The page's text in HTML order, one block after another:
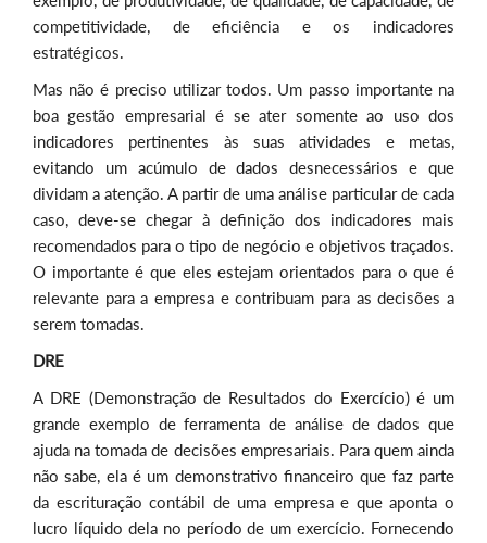
competitividade, de eficiência e os indicadores
estratégicos.
Mas não é preciso utilizar todos. Um passo importante na
boa gestão empresarial é se ater somente ao uso dos
indicadores pertinentes às suas atividades e metas,
evitando um acúmulo de dados desnecessários e que
dividam a atenção. A partir de uma análise particular de cada
caso, deve-se chegar à definição dos indicadores mais
recomendados para o tipo de negócio e objetivos traçados.
O importante é que eles estejam orientados para o que é
relevante para a empresa e contribuam para as decisões a
serem tomadas.
DRE
A DRE (Demonstração de Resultados do Exercício) é um
grande exemplo de ferramenta de análise de dados que
ajuda na tomada de decisões empresariais. Para quem ainda
não sabe, ela é um demonstrativo financeiro que faz parte
da escrituração contábil de uma empresa e que aponta o
lucro líquido dela no período de um exercício. Fornecendo